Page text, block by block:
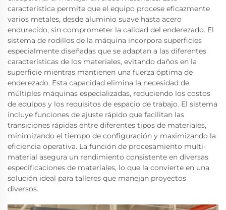
característica permite que el equipo procese eficazmente
varios metales, desde aluminio suave hasta acero
endurecido, sin comprometer la calidad del enderezado. El
sistema de rodillos de la máquina incorpora superficies
especialmente diseñadas que se adaptan a las diferentes
características de los materiales, evitando daños en la
superficie mientras mantienen una fuerza óptima de
enderezado. Esta capacidad elimina la necesidad de
múltiples máquinas especializadas, reduciendo los costos
de equipos y los requisitos de espacio de trabajo. El sistema
incluye funciones de ajuste rápido que facilitan las
transiciones rápidas entre diferentes tipos de materiales,
minimizando el tiempo de configuración y maximizando la
eficiencia operativa. La función de procesamiento multi-
material asegura un rendimiento consistente en diversas
especificaciones de materiales, lo que la convierte en una
solución ideal para talleres que manejan proyectos
diversos.